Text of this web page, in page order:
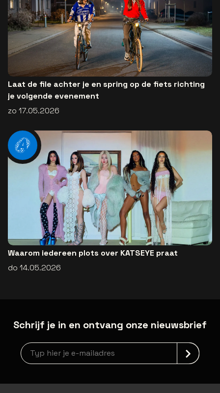
Laat de file achter je en spring op de fiets richting
je volgende evenement
zo 17.05.2026
Waarom iedereen plots over KATSEYE praat
do 14.05.2026
Schrijf je in en ontvang onze nieuwsbrief
newsLetterLabel